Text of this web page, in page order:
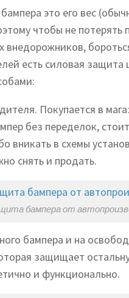
это его вес
чтобы не потерять
внедорожников,
есть силовая защита
Покупается в
без переделок,
вникать в схемы
снять и продать.
бампера от
бампера и на
защищает
и функционально.